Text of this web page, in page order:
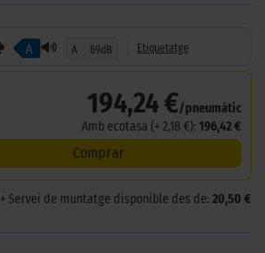
A A 69dB Etiquetatge
194,24 €/pneumàtic
Amb ecotasa (+ 2,18 €): 196,42 €
Comprar
+ Servei de muntatge disponible des de: 20,50 €